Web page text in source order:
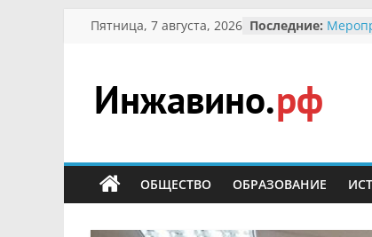
Перейти
Пятница, 7 августа, 2026 Последние:
Инжавино.рф
сельский
портал
ОБЩЕСТВО ОБРАЗОВАНИЕ